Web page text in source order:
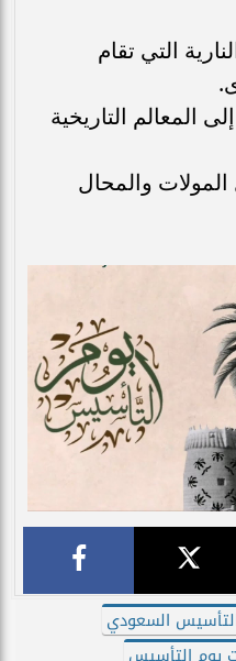
التي تقام
المعالم التاريخية
والمحال
السعودي